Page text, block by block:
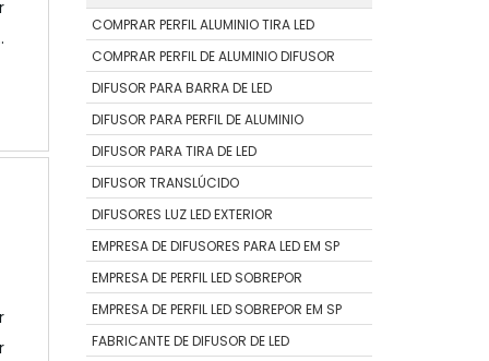
COMPRAR PERFIL ALUMINIO TIRA LED
COMPRAR PERFIL DE ALUMINIO DIFUSOR
DIFUSOR PARA BARRA DE LED
DIFUSOR PARA PERFIL DE ALUMINIO
DIFUSOR PARA TIRA DE LED
DIFUSOR TRANSLÚCIDO
DIFUSORES LUZ LED EXTERIOR
EMPRESA DE DIFUSORES PARA LED EM SP
EMPRESA DE PERFIL LED SOBREPOR
EMPRESA DE PERFIL LED SOBREPOR EM SP
FABRICANTE DE DIFUSOR DE LED